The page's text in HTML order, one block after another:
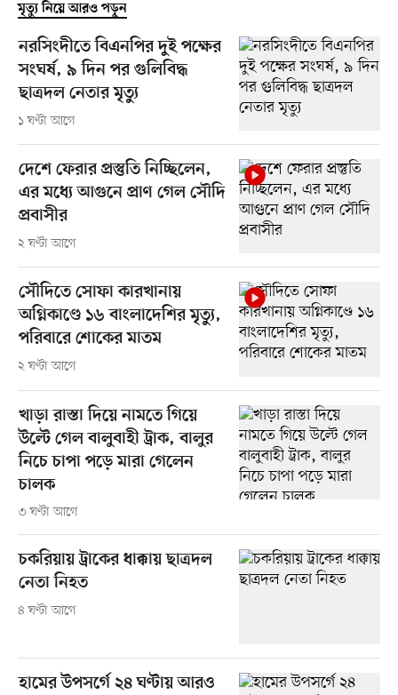
মৃত্যু নিয়ে আরও পড়ুন
নরসিংদীতে বিএনপির দুই পক্ষের
সংঘর্ষ, ৯ দিন পর গুলিবিদ্ধ
ছাত্রদল নেতার মৃত্যু
১ ঘণ্টা আগে
দেশে ফেরার প্রস্তুতি নিচ্ছিলেন,
এর মধ্যে আগুনে প্রাণ গেল সৌদি
প্রবাসীর
২ ঘণ্টা আগে
সৌদিতে সোফা কারখানায়
অগ্নিকাণ্ডে ১৬ বাংলাদেশির মৃত্যু,
পরিবারে শোকের মাতম
২ ঘণ্টা আগে
খাড়া রাস্তা দিয়ে নামতে গিয়ে
উল্টে গেল বালুবাহী ট্রাক, বালুর
নিচে চাপা পড়ে মারা গেলেন
চালক
৩ ঘণ্টা আগে
চকরিয়ায় ট্রাকের ধাক্কায় ছাত্রদল
নেতা নিহত
৪ ঘণ্টা আগে
হামের উপসর্গে ২৪ ঘণ্টায় আরও